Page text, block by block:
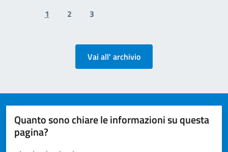
Previous page
1 2 3
Vai all' archivio
Quanto sono chiare le informazioni su questa
pagina?